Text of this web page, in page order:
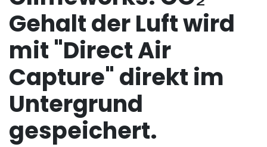
Gehalt der Luft wird
mit "Direct Air
Capture" direkt im
Untergrund
gespeichert.